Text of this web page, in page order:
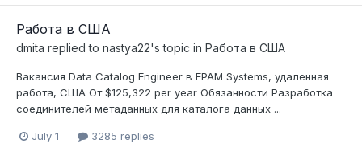
Работа в США
dmita replied to nastya22's topic in Работа в США
Вакансия Data Catalog Engineer в EPAM Systems, удаленная
работа, США От $125,322 per year Обязанности Разработка
соединителей метаданных для каталога данных ...
July 1 3285 replies